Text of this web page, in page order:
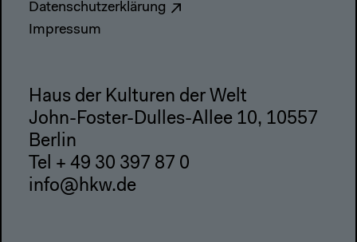
Datenschutzerklärung
Impressum
Haus der Kulturen der Welt
John-Foster-Dulles-Allee 10, 10557
Berlin
Tel + 49 30 397 87 0
info@hkw.de